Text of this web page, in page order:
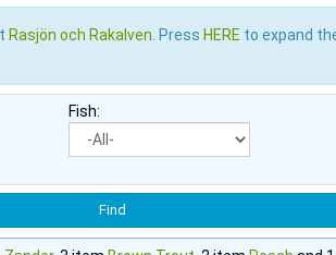
Rasjön och Rakalven . Press HERE to expand
Fish: